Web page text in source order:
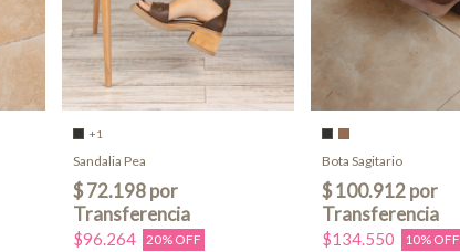
+1
Sandalia Pea
$96.264 20% OFF
Bota Sagitario
$134.550 10% OFF